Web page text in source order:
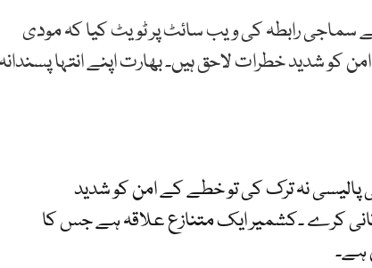
سماجی رابطہ کی ویب سائٹ پر ٹویٹ کیا کہ مودی
کو شدید خطرات لاحق ہیں۔ بھارت اپنے انتہا
پالیسی نہ ترک کی تو خطے کے امن کو شدید
ثانی کرے ۔کشمیر ایک متنازع علاقہ ہے جس کا
ہے۔